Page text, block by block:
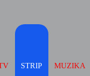
STRIP MUZIKA